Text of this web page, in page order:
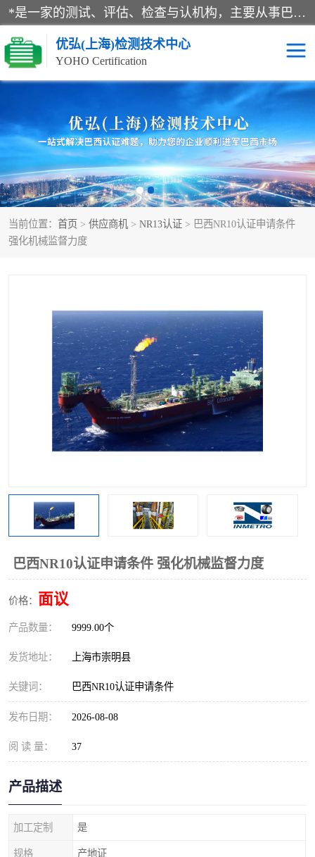
*是一家的测试、评估、检查与认机构，主要从事巴西NR10认证、NR12认证、NR13认证；ANATEL认证、INMTRO认证，欧盟CE认证：MD认证，PED认证，MID认证，ATEX认证，德国蓝色天使认证。
优弘(上海)检测技术中心
YOHO Certification
当前位置： 首页 > 供应商机 > NR13认证 > 巴西NR10认证申请条件
强化机械监督力度
巴西NR10认证申请条件 强化机械监督力度
价格： 面议
产品数量： 9999.00个
发货地址： 上海市崇明县
关键词： 巴西NR10认证申请条件
发布日期： 2026-08-08
阅 读 量： 37
产品描述
加工定制 是
规格 产地证
RECYCLASS认证 NR10认证
NR12认证 NR13认证
ART认证 巴西NR认证
巴西认证 RETIE认证